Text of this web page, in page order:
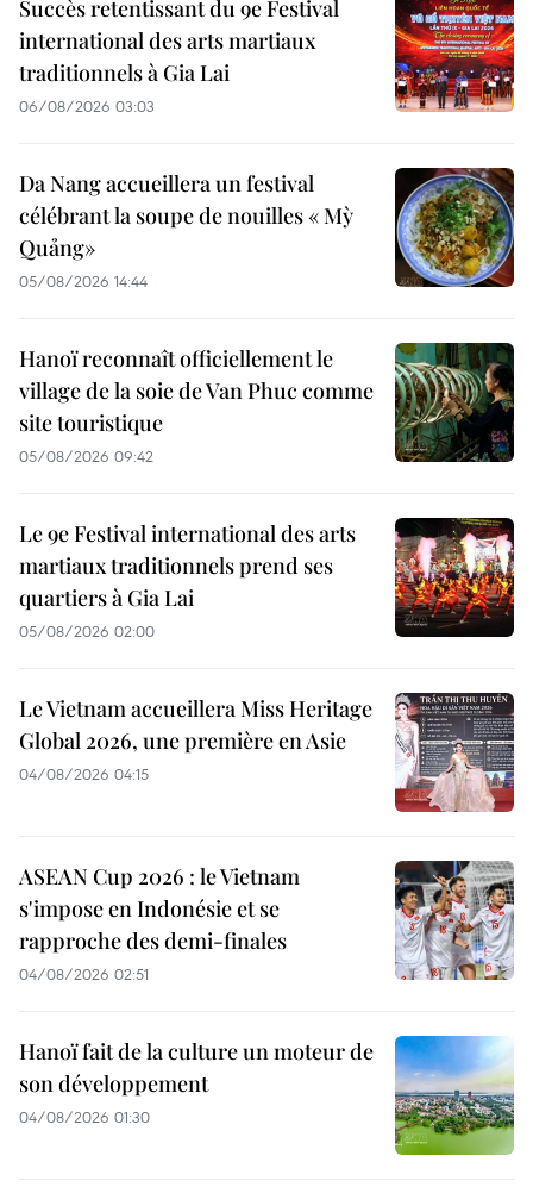
Succès retentissant du 9e Festival
international des arts martiaux
traditionnels à Gia Lai
06/08/2026 03:03
Da Nang accueillera un festival
célébrant la soupe de nouilles « Mỳ
Quảng»
05/08/2026 14:44
Hanoï reconnaît officiellement le
village de la soie de Van Phuc comme
site touristique
05/08/2026 09:42
Le 9e Festival international des arts
martiaux traditionnels prend ses
quartiers à Gia Lai
05/08/2026 02:00
Le Vietnam accueillera Miss Heritage
Global 2026, une première en Asie
04/08/2026 04:15
ASEAN Cup 2026 : le Vietnam
s'impose en Indonésie et se
rapproche des demi-finales
04/08/2026 02:51
Hanoï fait de la culture un moteur de
son développement
04/08/2026 01:30